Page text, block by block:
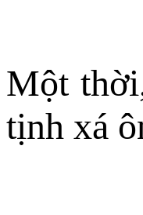
Một
tịnh xá